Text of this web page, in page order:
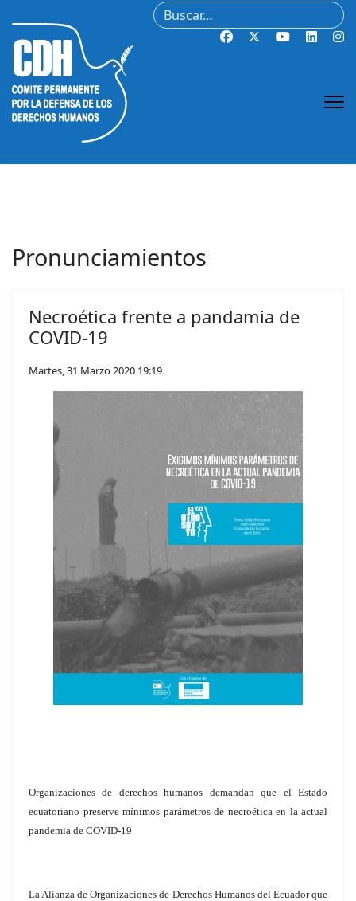
Buscar
Pronunciamientos
Necroética frente a pandamia de
COVID-19
Martes, 31 Marzo 2020 19:19
Organizaciones de derechos humanos demandan que el Estado
ecuatoriano preserve mínimos parámetros de necroética en la actual
pandemia de COVID-19
La Alianza de Organizaciones de Derechos Humanos del Ecuador que